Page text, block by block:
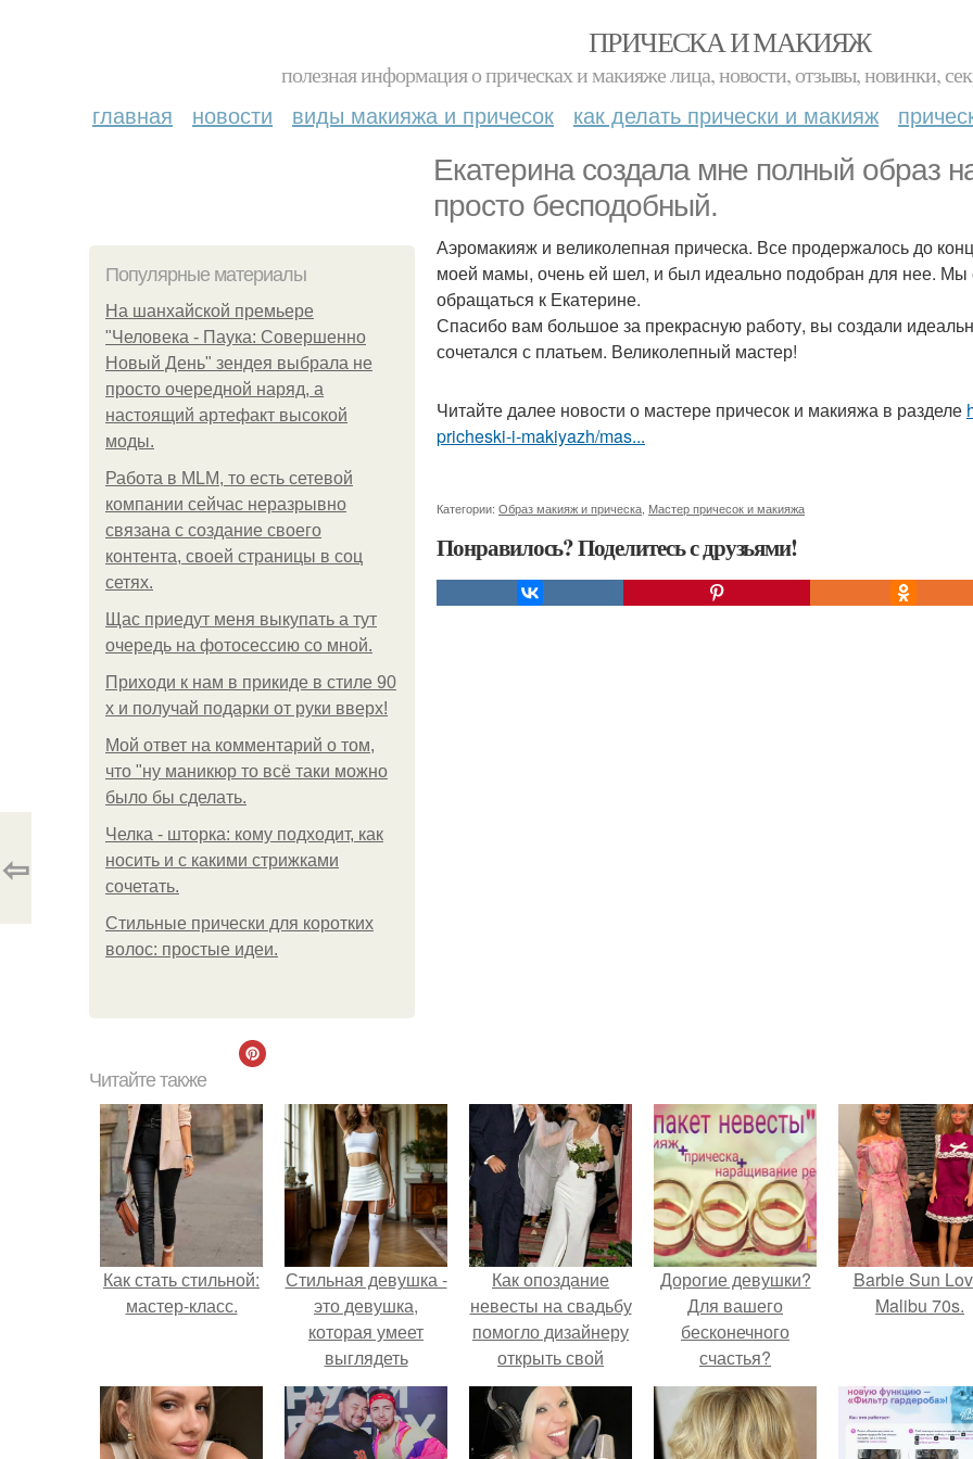
ПРИЧЕСКА И МАКИЯЖ
полезная информация о прическах и макияже лица, новости, отзывы, новинки,
главная новости виды макияжа и причесок как делать прически и макияж
Екатерина создала мне полный образ
просто бесподобный.
Популярные материалы
На шанхайской премьере
"Человека - Паука: Совершенно
Новый День" зендея выбрала не
просто очередной наряд, а
настоящий артефакт высокой
моды.
Работа в MLM, то есть сетевой
компании сейчас неразрывно
связана с создание своего
контента, своей страницы в соц
сетях.
Щас приедут меня выкупать а тут
очередь на фотосессию со мной.
Приходи к нам в прикиде в стиле 90
х и получай подарки от руки вверх!
Мой ответ на комментарий о том,
что "ну маникюр то всё таки можно
было бы сделать.
Челка - шторка: кому подходит, как
носить и с какими стрижками
сочетать.
Стильные прически для коротких
волос: простые идеи.
Аэромакияж и великолепная прическа. Все продержалось до
моей мамы, очень ей шел, и был идеально подобран для нее.
обращаться к Екатерине.
Спасибо вам большое за прекрасную работу, вы создали
сочетался с платьем. Великолепный мастер!
Читайте далее новости о мастере причесок и макияжа в разделе
pricheski-i-makiyazh/mas...
Категории: Образ макияж и прическа Мастер причесок и макияжа
Понравилось? Поделитесь с друзьями!
⇦
Читайте также
Как стать стильной:
мастер-класс.
Стильная девушка -
это девушка,
которая умеет
выглядеть
привлекательно и
элегантно в любои
ситуации.
Как опоздание
невесты на свадьбу
помогло дизайнеру
открыть свой
бренд.
Дорогие девушки?
Для вашего
бесконечного
счастья?
Barbie Sun
Malibu 70s.